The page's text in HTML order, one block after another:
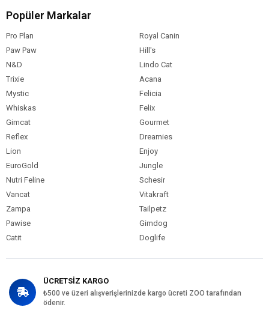
Popüler Markalar
Pro Plan
Royal Canin
Paw Paw
Hill's
N&D
Lindo Cat
Trixie
Acana
Mystic
Felicia
Whiskas
Felix
Gimcat
Gourmet
Reflex
Dreamies
Lion
Enjoy
EuroGold
Jungle
Nutri Feline
Schesir
Vancat
Vitakraft
Zampa
Tailpetz
Pawise
Gimdog
Catit
Doglife
ÜCRETSİZ KARGO
₺500 ve üzeri alışverişlerinizde kargo ücreti ZOO tarafından
ödenir.